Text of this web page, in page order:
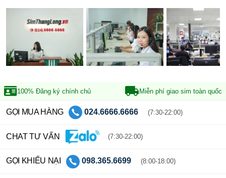
100% Đăng ký chính chủ Miễn phí giao sim toàn quốc
GỌI MUA HÀNG 024.6666.6666 (7:30-22:00)
CHAT TƯ VẤN (7:30-22:00)
GỌI KHIẾU NẠI 098.365.6699 (8:00-18:00)